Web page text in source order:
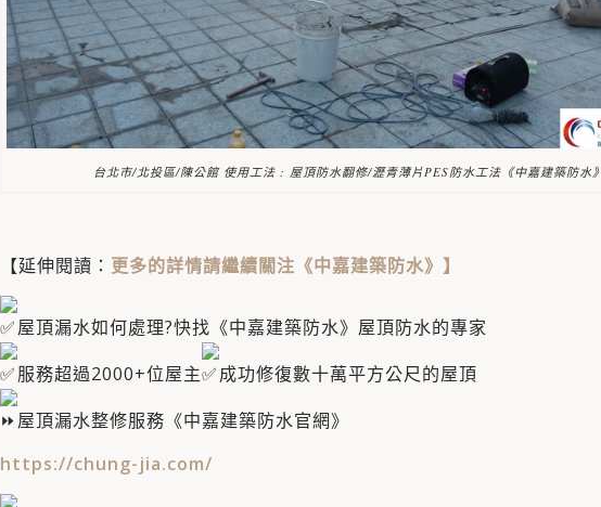
台北市/北投區/陳公館 使用工法 : 屋頂防水翻修/瀝青薄片PES防水工法《中嘉建築防水》
【延伸閱讀： 更多的詳情請繼續關注《中嘉建築防水》 】
屋頂漏水如何處理?快找《中嘉建築防水》屋頂防水的專家
服務超過2000+位屋主​
成功修復數十萬平方公尺的屋頂
屋頂漏水整修服務《中嘉建築防水官網》
https://chung-jia.com/